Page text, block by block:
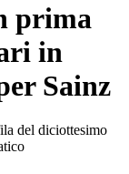
prima
in
Sainz
del diciottesimo